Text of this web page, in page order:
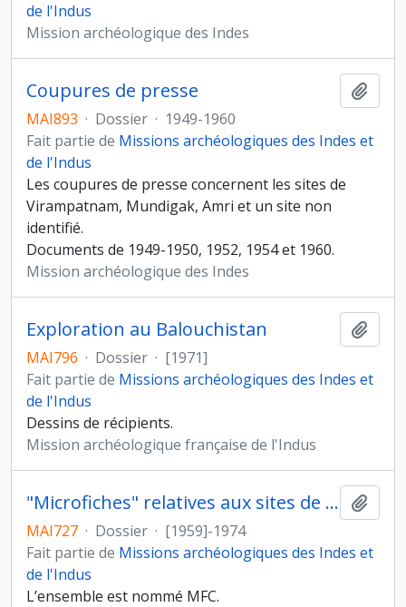
de l'Indus
Mission archéologique des Indes
Coupures de presse
MAI893 · Dossier · 1949-1960
Fait partie de Missions archéologiques des Indes et
de l'Indus
Les coupures de presse concernent les sites de
Virampatnam, Mundigak, Amri et un site non
identifié.
Documents de 1949-1950, 1952, 1954 et 1960.
Mission archéologique des Indes
Exploration au Balouchistan
MAI796 · Dossier · [1971]
Fait partie de Missions archéologiques des Indes et
de l'Indus
Dessins de récipients.
Mission archéologique française de l'Indus
"Microfiches" relatives aux sites de Amri, Nidowari, Pirak et Mergahr
MAI727 · Dossier · [1959]-1974
Fait partie de Missions archéologiques des Indes et
de l'Indus
L’ensemble est nommé MFC.